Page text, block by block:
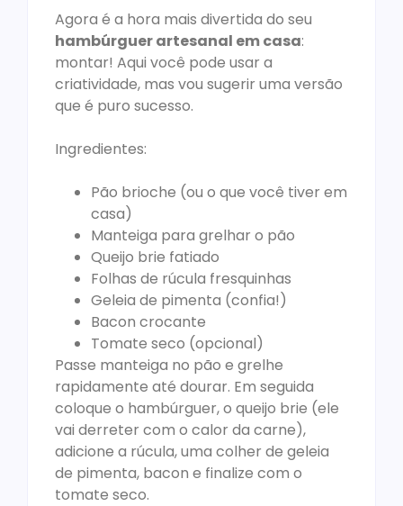
Agora é a hora mais divertida do seu
hambúrguer artesanal em casa:
montar! Aqui você pode usar a
criatividade, mas vou sugerir uma versão
que é puro sucesso.
Ingredientes:
Pão brioche (ou o que você tiver em
casa)
Manteiga para grelhar o pão
Queijo brie fatiado
Folhas de rúcula fresquinhas
Geleia de pimenta (confia!)
Bacon crocante
Tomate seco (opcional)
Passe manteiga no pão e grelhe
rapidamente até dourar. Em seguida
coloque o hambúrguer, o queijo brie (ele
vai derreter com o calor da carne),
adicione a rúcula, uma colher de geleia
de pimenta, bacon e finalize com o
tomate seco.